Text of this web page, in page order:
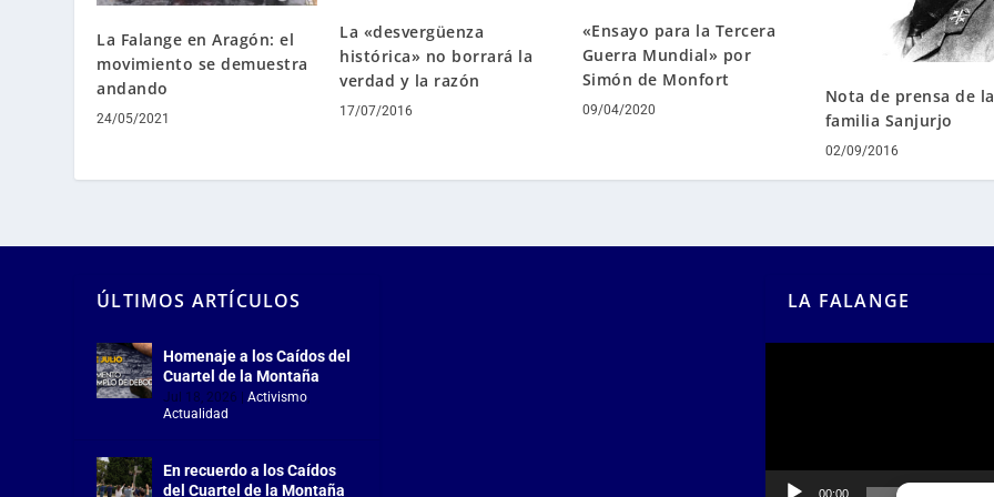
La Falange en Aragón: el
movimiento se demuestra
andando
24/05/2021
La «desvergüenza
histórica» no borrará la
verdad y la razón
17/07/2016
«Ensayo para la Tercera
Guerra Mundial» por
Simón de Monfort
09/04/2020
Nota de prensa de la
familia Sanjurjo
02/09/2016
ÚLTIMOS ARTÍCULOS
Homenaje a los Caídos del
Cuartel de la Montaña
Jul 18, 2026 |Activismo,
Actualidad
En recuerdo a los Caídos
del Cuartel de la Montaña
LA FALANGE
00:00